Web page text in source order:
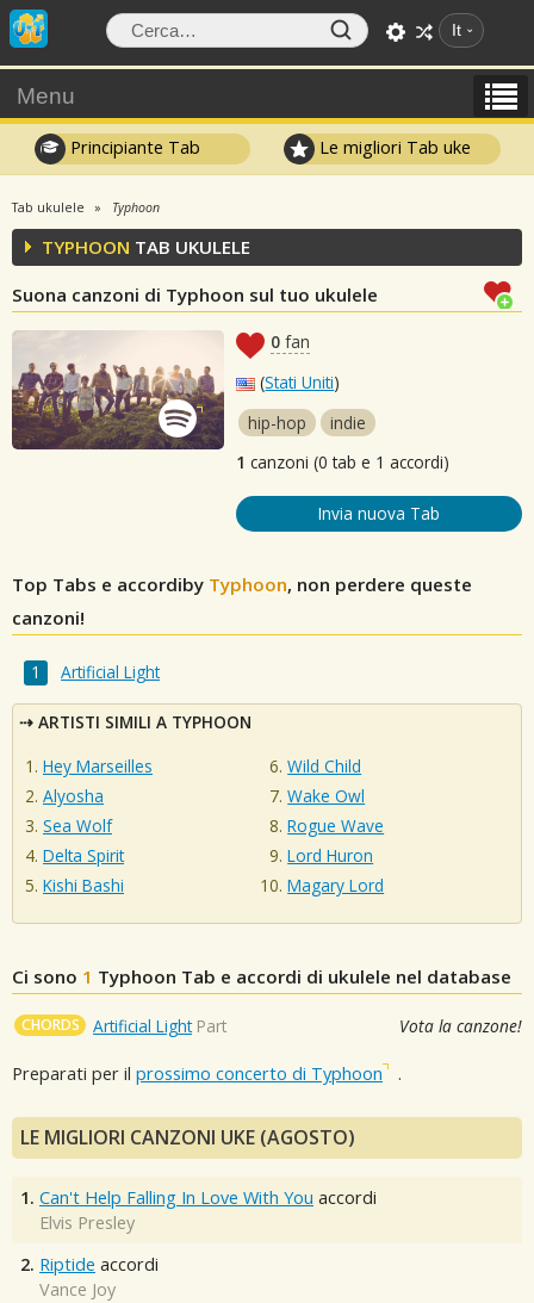
It
Menu
Principiante Tab Le migliori Tab uke
Tab ukulele Typhoon
TYPHOON TAB UKULELE
Suona canzoni di Typhoon sul tuo ukulele
0 fan
(Stati Uniti)
hip-hop
indie
1 canzoni (0 tab e 1 accordi)
Invia nuova Tab
Top Tabs e accordiby Typhoon, non perdere queste
canzoni!
Artificial Light
ARTISTI SIMILI A TYPHOON
Hey Marseilles
Alyosha
Sea Wolf
Delta Spirit
Kishi Bashi
Wild Child
Wake Owl
Rogue Wave
Lord Huron
Magary Lord
Ci sono 1 Typhoon Tab e accordi di ukulele nel database
CHORDS Artificial Light Part Vota la canzone!
Preparati per il prossimo concerto di Typhoon .
LE MIGLIORI CANZONI UKE (AGOSTO)
1. Can't Help Falling In Love With You accordi
Elvis Presley
2. Riptide accordi
Vance Joy